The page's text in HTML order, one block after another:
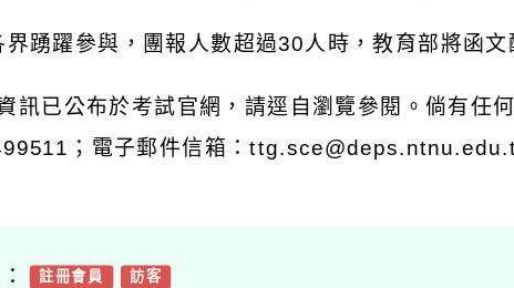
界踴躍參與，團報人數超過30人時，教育部將函
訊已公布於考試官網，請逕自瀏覽參閱。倘有任
；電子郵件信箱：
註冊會員 訪客